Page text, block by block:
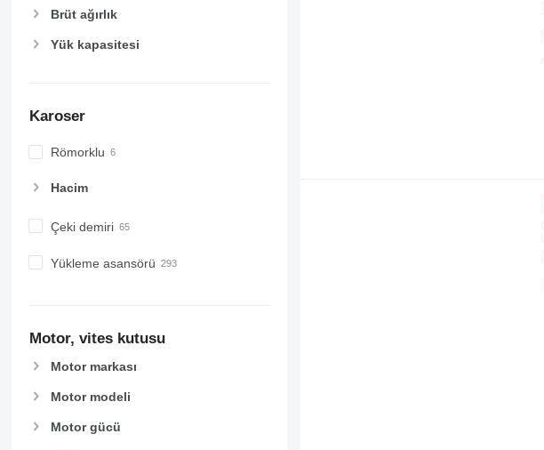
Brüt ağırlık
Yük kapasitesi
Karoser
Römorklu
Hacim
Çeki demiri
Yükleme asansörü
Motor, vites kutusu
Motor markası
Motor modeli
Motor gücü